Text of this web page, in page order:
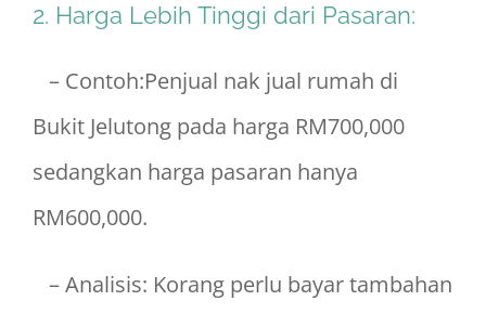
2. Harga Lebih Tinggi dari Pasaran:
– Contoh:Penjual nak jual rumah di
Bukit Jelutong pada harga RM700,000
sedangkan harga pasaran hanya
RM600,000.
– Analisis: Korang perlu bayar tambahan